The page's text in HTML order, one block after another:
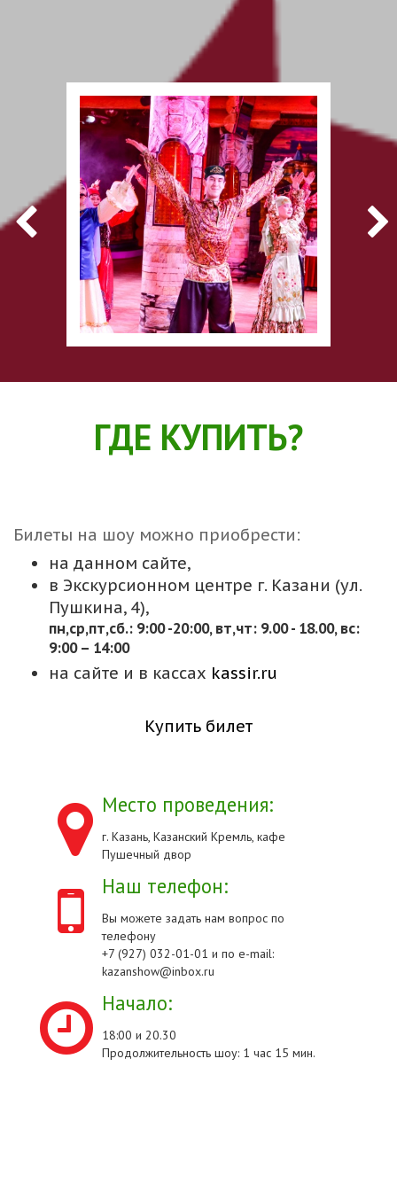
ГДЕ КУПИТЬ?
Билеты на шоу можно приобрести:
на данном сайте,
в Экскурсионном центре г. Казани (ул.
Пушкина, 4),
пн,cр,пт,сб.: 9:00 -20:00, вт,чт: 9.00 - 18.00, вс:
9:00 – 14:00
на сайте и в кассах kassir.ru
Купить билет
Место проведения:
г. Казань, Казанский Кремль, кафе
Пушечный двор
Наш телефон:
Вы можете задать нам вопрос по
телефону
+7 (927) 032-01-01 и по e-mail:
kazanshow@inbox.ru
Начало:
18:00 и 20.30
Продолжительность шоу: 1 час 15 мин.